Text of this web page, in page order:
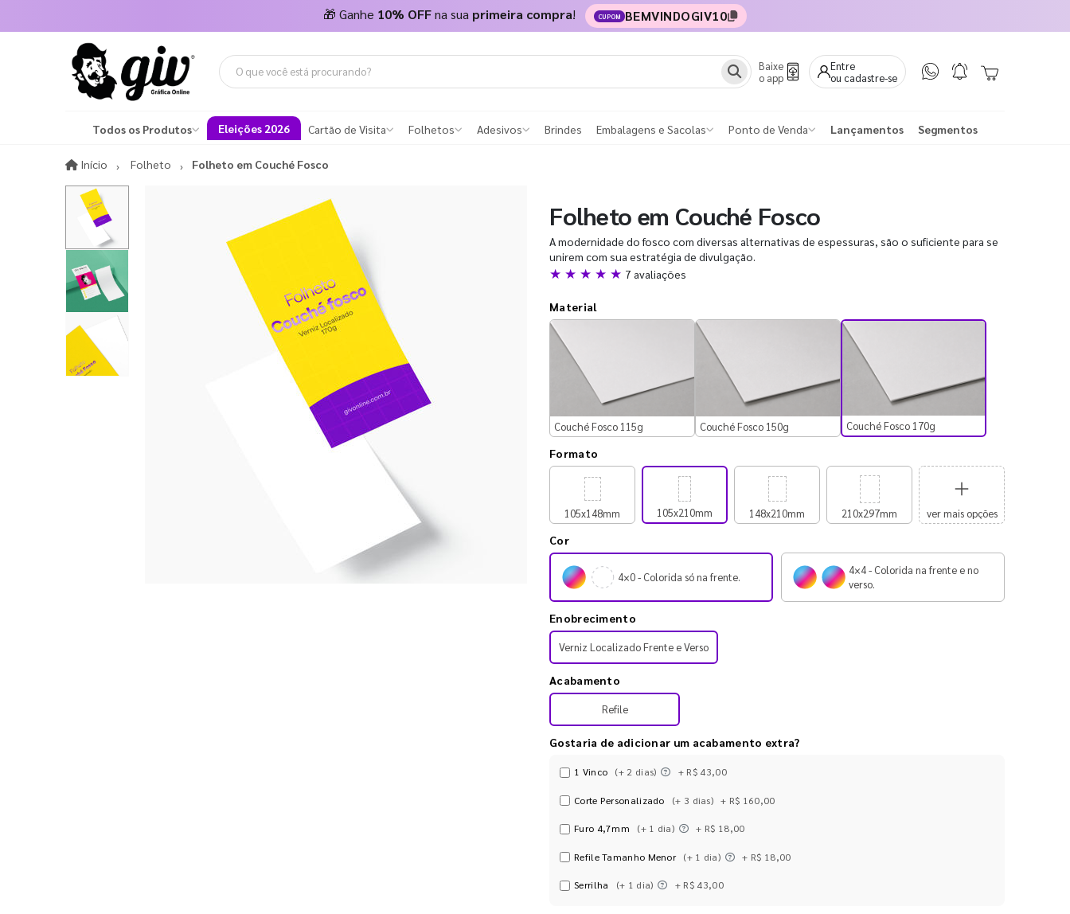
🎁 Ganhe 10% OFFna sua primeira compra! CUPOM BEMVINDOGIV10
Baixe
o app
Entre
ou cadastre-se
Todos os Produtos Eleições 2026 Cartão de Visita Folhetos Adesivos Brindes Embalagens e Sacolas Ponto de Venda Lançamentos Segmentos
Início InícioFolheto Folheto em Couché Fosco
Folheto em Couché Fosco
A modernidade do fosco com diversas alternativas de espessuras, são o suficiente para se
unirem com sua estratégia de divulgação.
★ ★ ★ ★ ★ 7 avaliações
Material
Couché Fosco 115g Couché Fosco 150g Couché Fosco 170g
Formato
105x148mm 105x210mm 148x210mm 210x297mm ver mais opções
Cor
4×0 - Colorida só na frente.
4×4 - Colorida na frente e no
verso.
Enobrecimento
Verniz Localizado Frente e Verso
Acabamento
Refile
Gostaria de adicionar um acabamento extra?
1 Vinco (+ 2 dias) + R$ 43,00
Corte Personalizado (+ 3 dias) + R$ 160,00
Furo 4,7mm (+ 1 dia) + R$ 18,00
Refile Tamanho Menor (+ 1 dia) + R$ 18,00
Serrilha (+ 1 dia) + R$ 43,00